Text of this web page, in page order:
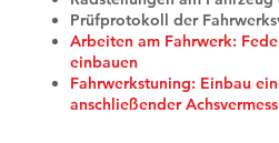
Prüfprotokoll der
Arbeiten am Fahrwerk:
einbauen
Fahrwerkstuning: Einbau
anschließender